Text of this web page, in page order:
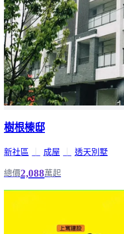
樹根榛邸
新社區 成屋 透天別墅
總價2,088萬起